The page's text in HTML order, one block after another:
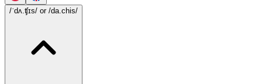
/ˈdʌ.ʧɪs/ or /da.chis/